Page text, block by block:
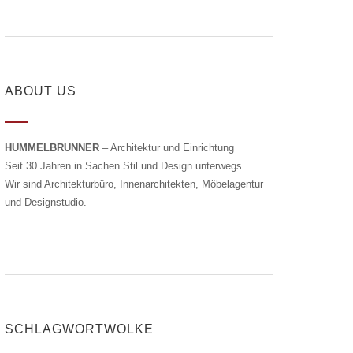
ABOUT US
HUMMELBRUNNER – Architektur und Einrichtung
Seit 30 Jahren in Sachen Stil und Design unterwegs.
Wir sind Architekturbüro, Innenarchitekten, Möbelagentur
und Designstudio.
SCHLAGWORTWOLKE